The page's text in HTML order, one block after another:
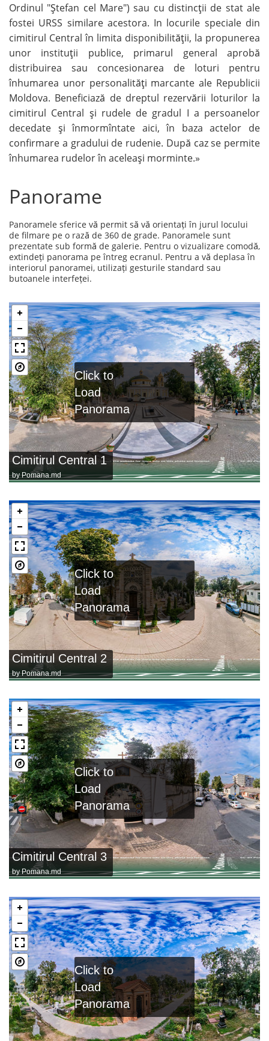
Ordinul "Ştefan cel Mare") sau cu distincţii de stat ale
fostei URSS similare acestora. In locurile speciale din
cimitirul Central în limita disponibilităţii, la propunerea
unor instituţii publice, primarul general aprobă
distribuirea sau concesionarea de loturi pentru
înhumarea unor personalităţi marcante ale Republicii
Moldova. Beneficiază de dreptul rezervării loturilor la
cimitirul Central şi rudele de gradul I a persoanelor
decedate şi înmormîntate aici, în baza actelor de
confirmare a gradului de rudenie. După caz se permite
înhumarea rudelor în aceleaşi morminte.»
Panorame
Panoramele sferice vă permit să vă orientați în jurul locului
de filmare pe o rază de 360 de grade. Panoramele sunt
prezentate sub formă de galerie. Pentru o vizualizare comodă,
extindeți panorama pe întreg ecranul. Pentru a vă deplasa în
interiorul panoramei, utilizați gesturile standard sau
butoanele interfeței.
Cimitirul Central 1
byPomana.md
Click to
Load
Panorama
Cimitirul Central 2
byPomana.md
Click to
Load
Panorama
Cimitirul Central 3
byPomana.md
Click to
Load
Panorama
Click to
Load
Panorama